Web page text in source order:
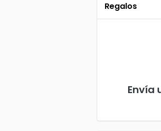
Regalos
Envía